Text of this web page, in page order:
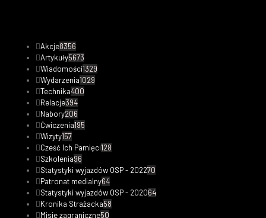
Akcje8356
Artykuły5673
Wiadomości1329
Wydarzenia1029
Technika400
Relacje394
Nabory206
Ćwiczenia195
Wizyty157
Cześć Ich Pamięci128
Szkolenia96
Statystyki wyjazdów OSP - 202270
Patronat medialny64
Statystyki wyjazdów OSP - 202064
Kronika Strażacka58
Misje zagraniczne50